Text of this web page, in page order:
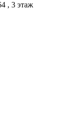
, 3 этаж